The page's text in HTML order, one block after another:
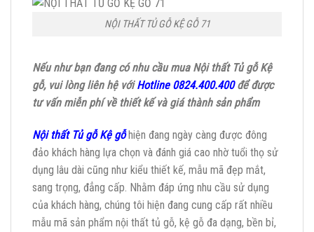
NỘI THẤT TỦ GỖ KỆ GỖ 71
Nếu như bạn đang có nhu cầu mua Nội thất Tủ gỗ Kệ
gỗ, vui lòng liên hệ vớiHotline 0824.400.400để được
tư vấn miễn phí về thiết kế và giá thành sản phẩm
Nội thất Tủ gỗ Kệ gỗhiện đang ngày càng được đông
đảo khách hàng lựa chọn và đánh giá cao nhờ tuổi thọ sử
dụng lâu dài cũng như kiểu thiết kế, mẫu mã đẹp mắt,
sang trọng, đẳng cấp. Nhằm đáp ứng nhu cầu sử dụng
của khách hàng, chúng tôi hiện đang cung cấp rất nhiều
mẫu mã sản phẩm nội thất tủ gỗ, kệ gỗ đa dạng, bền bỉ,